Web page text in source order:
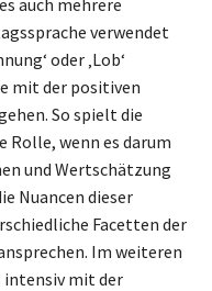
verwendet
oder ‚Lob‘
mit der positiven
So spielt die
Rolle, wenn es darum
und Wertschätzung
Nuancen dieser
Facetten der
Im weiteren
intensiv mit der